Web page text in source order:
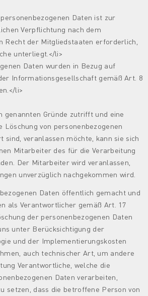
Daten ist zur
Verpflichtung nach dem
Recht der Mitgliedstaaten erforderlich,
unterliegt.</li>
Daten wurden in Bezug auf
Informationsgesellschaft gemäß Art. 8
li>
genannten Gründe zutrifft und eine
von personenbezogenen
sind, veranlassen möchte, kann sie sich
Mitarbeiter des für die Verarbeitung
Der Mitarbeiter wird veranlassen,
unverzüglich nachgekommen wird.
Daten öffentlich gemacht und
als Verantwortlicher gemäß Art. 17
der personenbezogenen Daten
unter Berücksichtigung der
und der Implementierungskosten
auch technischer Art, um andere
Verantwortliche, welche die
Daten verarbeiten,
setzen, dass die betroffene Person von